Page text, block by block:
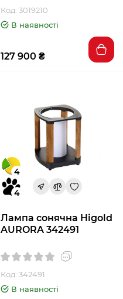
Код: 3019210
В наявності
127 900 ₴
4
4
Лампа сонячна Higold
AURORA 342491
Код: 342491
В наявності